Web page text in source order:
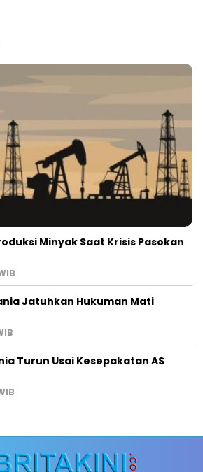
Minyak Saat Krisis Pasokan
Jatuhkan Hukuman Mati
Turun Usai Kesepakatan AS